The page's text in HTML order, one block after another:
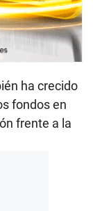
ha crecido
fondos en
frente a la